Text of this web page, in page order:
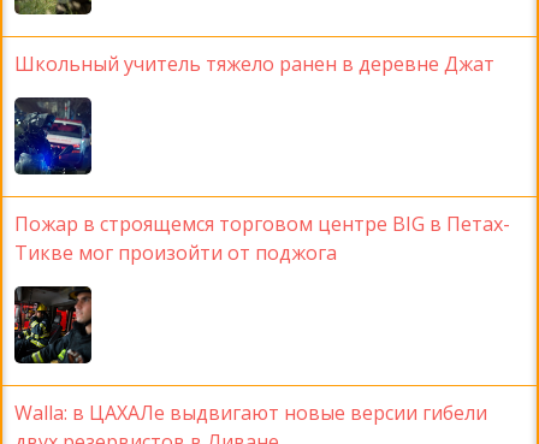
Школьный учитель тяжело ранен в деревне Джат
Пожар в строящемся торговом центре BIG в Петах-
Тикве мог произойти от поджога
Walla: в ЦАХАЛе выдвигают новые версии гибели